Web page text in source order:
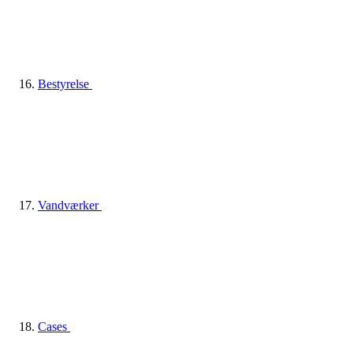
Bestyrelse
Vandværker
Cases